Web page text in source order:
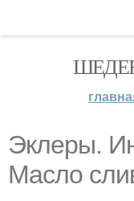
Эклеры.
Масло